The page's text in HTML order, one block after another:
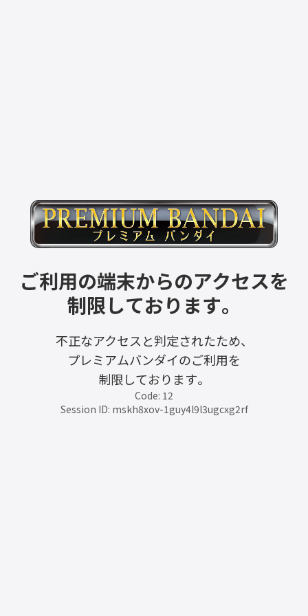
ご利用の端末からのアクセスを
制限しております。
不正なアクセスと判定されたため、
プレミアムバンダイのご利用を
制限しております。
Code: 12
Session ID: mskh8xov-1guy4l9l3ugcxg2rf